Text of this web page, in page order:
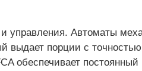
управления. Автоматы
выдает порции с
обеспечивает